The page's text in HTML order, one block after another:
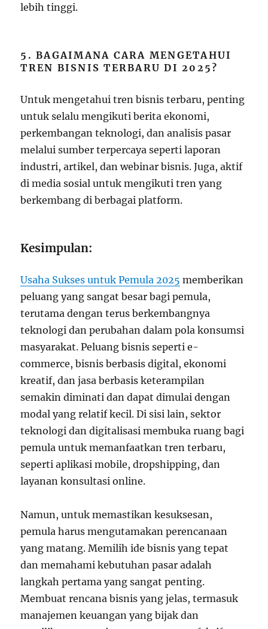
lebih tinggi.
5. BAGAIMANA CARA MENGETAHUI
TREN BISNIS TERBARU DI 2025?
Untuk mengetahui tren bisnis terbaru, penting
untuk selalu mengikuti berita ekonomi,
perkembangan teknologi, dan analisis pasar
melalui sumber terpercaya seperti laporan
industri, artikel, dan webinar bisnis. Juga, aktif
di media sosial untuk mengikuti tren yang
berkembang di berbagai platform.
Kesimpulan:
Usaha Sukses untuk Pemula 2025 memberikan
peluang yang sangat besar bagi pemula,
terutama dengan terus berkembangnya
teknologi dan perubahan dalam pola konsumsi
masyarakat. Peluang bisnis seperti e-
commerce, bisnis berbasis digital, ekonomi
kreatif, dan jasa berbasis keterampilan
semakin diminati dan dapat dimulai dengan
modal yang relatif kecil. Di sisi lain, sektor
teknologi dan digitalisasi membuka ruang bagi
pemula untuk memanfaatkan tren terbaru,
seperti aplikasi mobile, dropshipping, dan
layanan konsultasi online.
Namun, untuk memastikan kesuksesan,
pemula harus mengutamakan perencanaan
yang matang. Memilih ide bisnis yang tepat
dan memahami kebutuhan pasar adalah
langkah pertama yang sangat penting.
Membuat rencana bisnis yang jelas, termasuk
manajemen keuangan yang bijak dan